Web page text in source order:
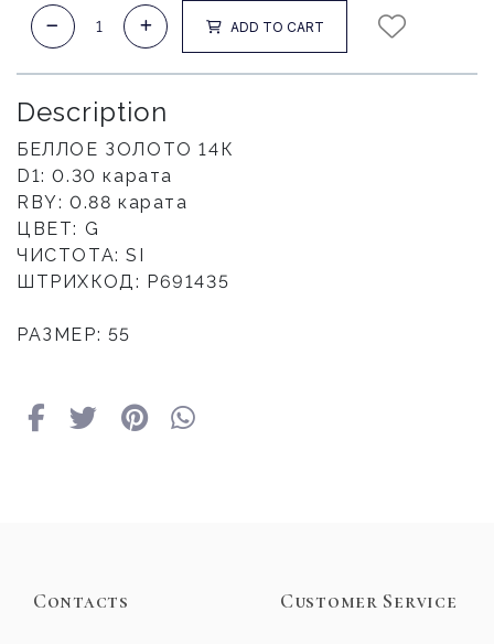
ADD TO CART
Description
БЕЛЛОЕ ЗОЛОТО 14К
D1: 0.30 карата
RBY: 0.88 карата
ЦВЕТ: G
ЧИСТОТА: SI
ШТРИХКОД: P691435
РАЗМЕР: 55
Contacts Customer Service